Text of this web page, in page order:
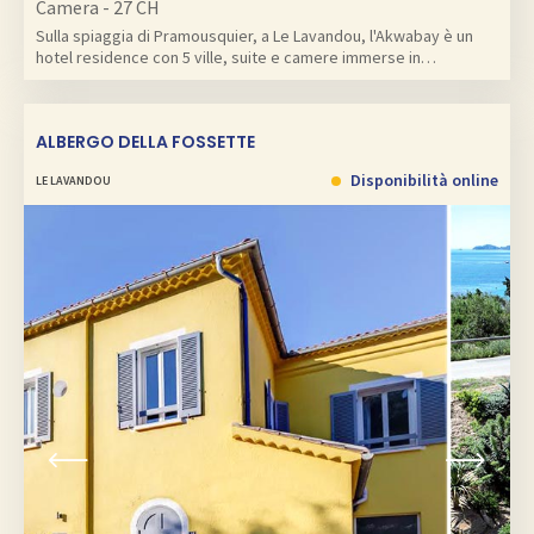
Camera - 27 CH
Sulla spiaggia di Pramousquier, a Le Lavandou, l'Akwabay è un
hotel residence con 5 ville, suite e camere immerse in…
ALBERGO DELLA FOSSETTE
LE LAVANDOU Disponibilità online